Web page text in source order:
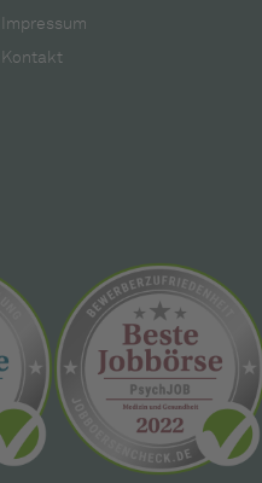
Impressum
Kontakt